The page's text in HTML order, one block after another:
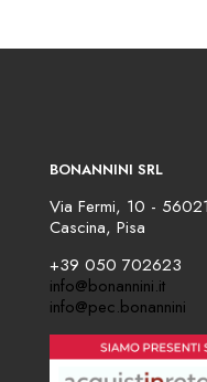
BONANNINI SRL
Via Fermi, 10 -
Cascina, Pisa
+39 050 702623
info@bonannini.it
info@pec.bonannini